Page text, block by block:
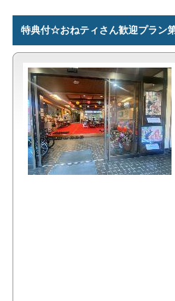
特典付☆おねティさん歓迎プラン